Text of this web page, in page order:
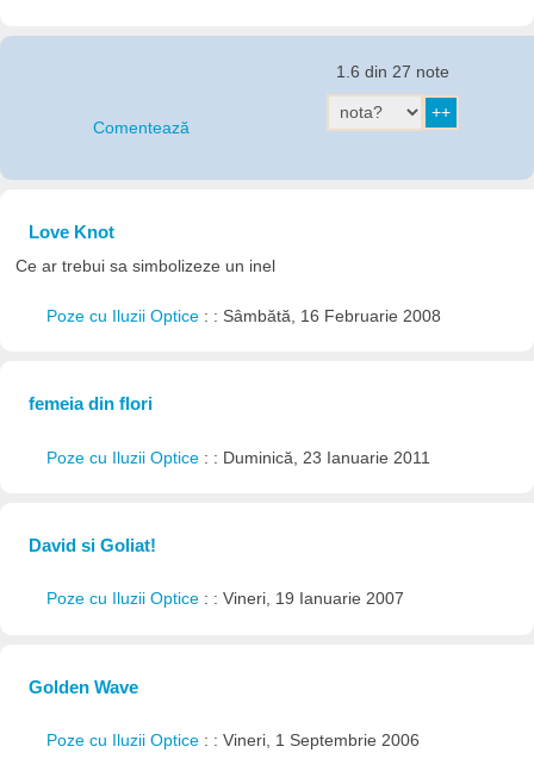
Comentează
1.6 din 27 note
Love Knot
Ce ar trebui sa simbolizeze un inel
Poze cu Iluzii Optice : : Sâmbătă, 16 Februarie 2008
femeia din flori
Poze cu Iluzii Optice : : Duminică, 23 Ianuarie 2011
David si Goliat!
Poze cu Iluzii Optice : : Vineri, 19 Ianuarie 2007
Golden Wave
Poze cu Iluzii Optice : : Vineri, 1 Septembrie 2006